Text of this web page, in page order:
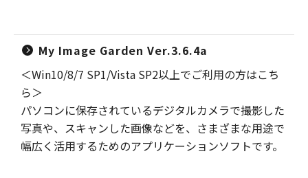
My Image Garden Ver.3.6.4a
＜Win10/8/7 SP1/Vista SP2以上でご利用の方はこち
ら＞
パソコンに保存されているデジタルカメラで撮影した
写真や、スキャンした画像などを、さまざまな用途で
幅広く活用するためのアプリケーションソフトです。